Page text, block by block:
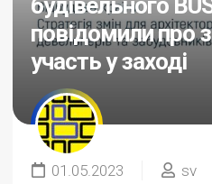
будівельного
повідомили про
участь у заході
01.05.2023
sv